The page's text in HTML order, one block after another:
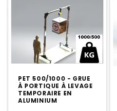
PET 500/1000 - GRUE
À PORTIQUE À LEVAGE
TEMPORAIRE EN
ALUMINIUM